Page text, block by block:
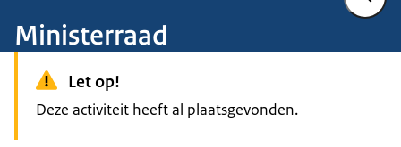
Ministerraad
Let op!
Deze activiteit heeft al plaatsgevonden.